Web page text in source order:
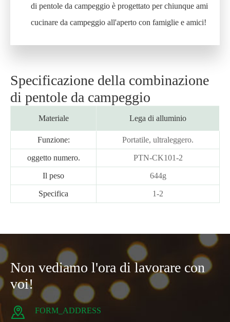
di pentole da campeggio è progettato per chiunque ami
cucinare da campeggio all'aperto con famiglie e amici!
Specificazione della combinazione
di pentole da campeggio
Materiale Lega di alluminio
Funzione: Portatile, ultraleggero.
oggetto numero. PTN-CK101-2
Il peso 644g
Specifica 1-2
Non vediamo l'ora di lavorare con
voi!

FORM_ADDRESS